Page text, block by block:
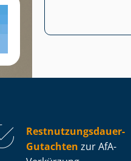
Rest­nut­zungs­dau­er-
Gutachten zur AfA-